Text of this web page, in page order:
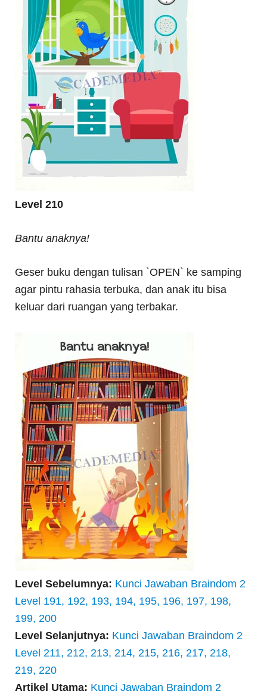
Level 210
Bantu anaknya!
Geser buku dengan tulisan `OPEN` ke samping
agar pintu rahasia terbuka, dan anak itu bisa
keluar dari ruangan yang terbakar.
Level Sebelumnya: Kunci Jawaban Braindom 2
Level 191, 192, 193, 194, 195, 196, 197, 198,
199, 200
Level Selanjutnya: Kunci Jawaban Braindom 2
Level 211, 212, 213, 214, 215, 216, 217, 218,
219, 220
Artikel Utama: Kunci Jawaban Braindom 2